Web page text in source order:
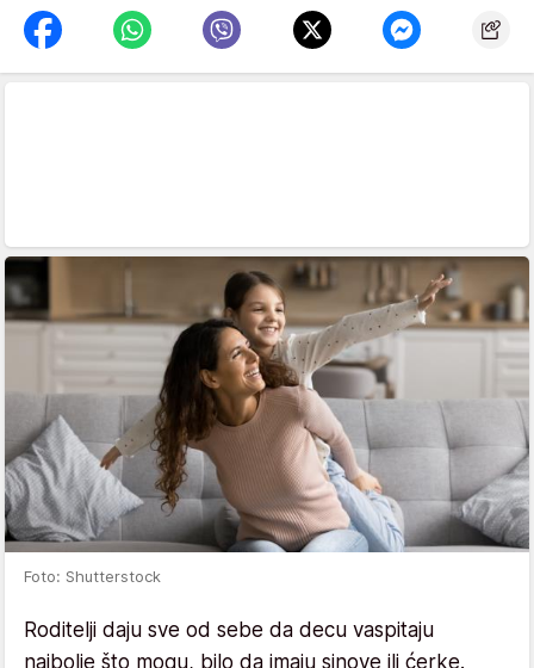
Foto: Shutterstock
Roditelji daju sve od sebe da decu vaspitaju
najbolje što mogu, bilo da imaju sinove ili ćerke.